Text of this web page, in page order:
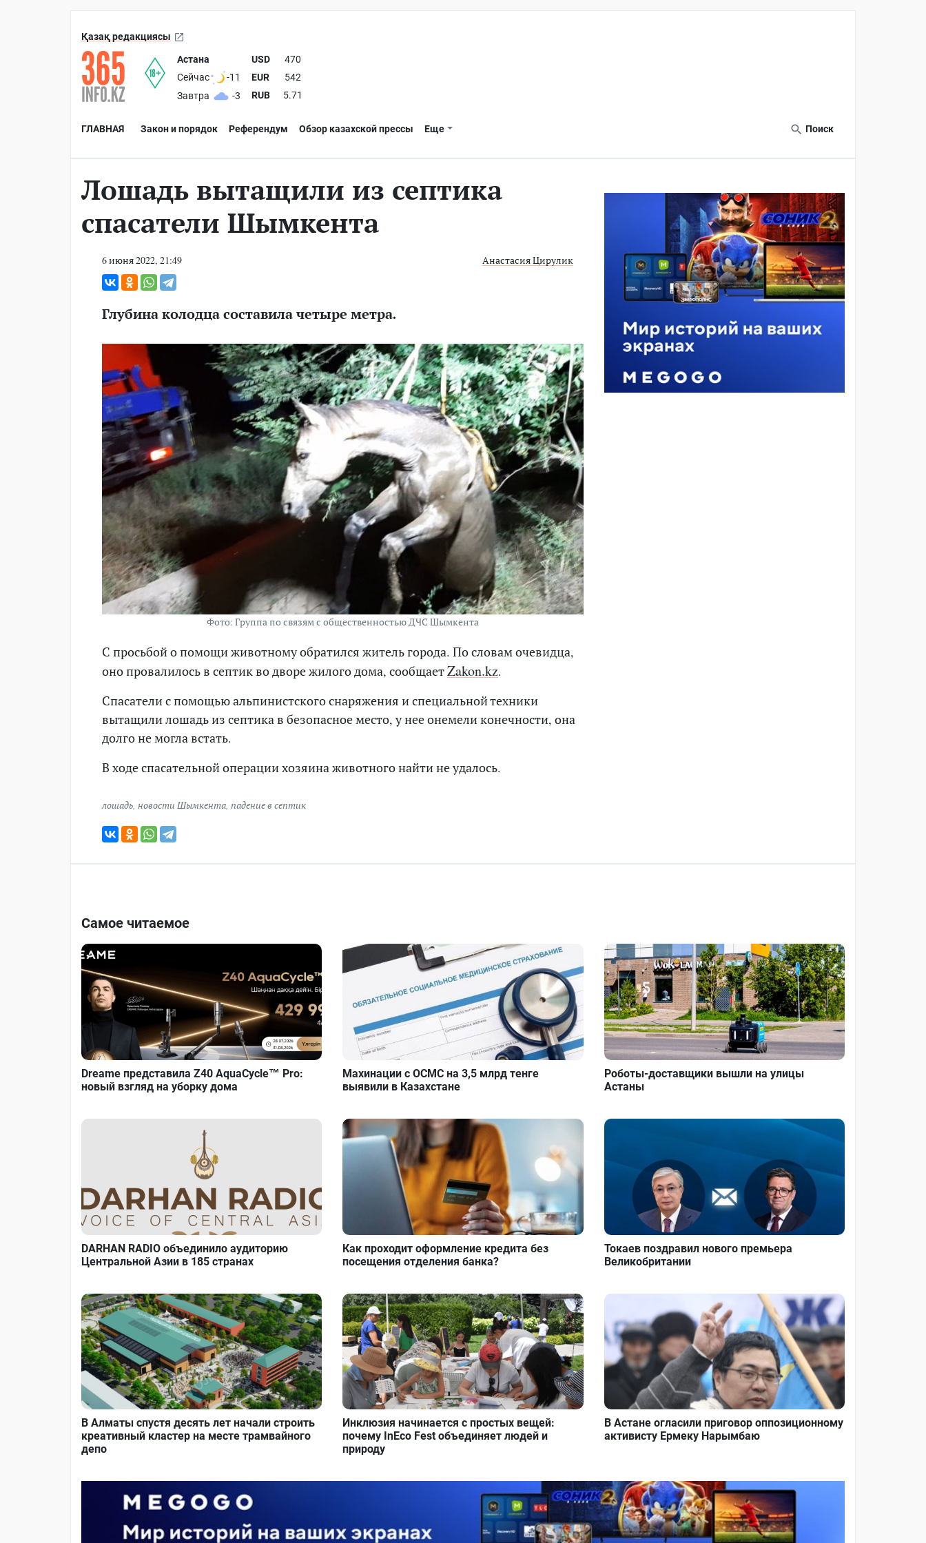
Қазақ редакциясы
Астана
Сейчас
-11
Завтра
-3
USD
470
EUR
542
RUB
5.71
ГЛАВНАЯ Закон и порядок Референдум Обзор казахской прессы Еще Поиск
Лошадь вытащили из септика
спасатели Шымкента
6 июня 2022, 21:49 Анастасия Цирулик
Глубина колодца составила четыре метра.
Фото: Группа по связям с общественностью ДЧС Шымкента
С просьбой о помощи животному обратился житель города. По словам очевидца,
оно провалилось в септик во дворе жилого дома, сообщаетZakon.kz.
Спасатели с помощью альпинистского снаряжения и специальной техники
вытащили лошадь из септика в безопасное место, у нее онемели конечности, она
долго не могла встать.
В ходе спасательной операции хозяина животного найти не удалось.
лошадь, новости Шымкента, падение в септик
Самое читаемое
Dreame представила Z40 AquaCycle™ Pro:
новый взгляд на уборку дома
Махинации с ОСМС на 3,5 млрд тенге
выявили в Казахстане
Роботы-доставщики вышли на улицы
Астаны
DARHAN RADIO объединило аудиторию
Центральной Азии в 185 странах
Как проходит оформление кредита без
посещения отделения банка?
Токаев поздравил нового премьера
Великобритании
В Алматы спустя десять лет начали строить
креативный кластер на месте трамвайного
депо
Инклюзия начинается с простых вещей:
почему InEco Fest объединяет людей и
природу
В Астане огласили приговор оппозиционному
активисту Ермеку Нарымбаю